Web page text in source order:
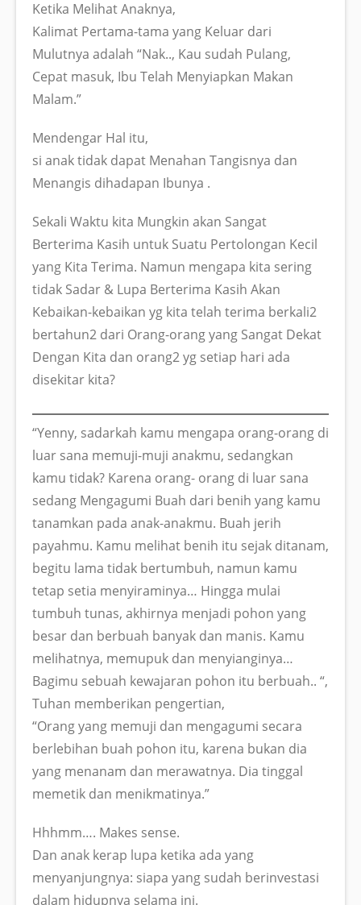
Ketika Melihat Anaknya,
Kalimat Pertama-tama yang Keluar dari
Mulutnya adalah “Nak.., Kau sudah Pulang,
Cepat masuk, Ibu Telah Menyiapkan Makan
Malam.”
Mendengar Hal itu,
si anak tidak dapat Menahan Tangisnya dan
Menangis dihadapan Ibunya .
Sekali Waktu kita Mungkin akan Sangat
Berterima Kasih untuk Suatu Pertolongan Kecil
yang Kita Terima. Namun mengapa kita sering
tidak Sadar & Lupa Berterima Kasih Akan
Kebaikan-kebaikan yg kita telah terima berkali2
bertahun2 dari Orang-orang yang Sangat Dekat
Dengan Kita dan orang2 yg setiap hari ada
disekitar kita?
“Yenny, sadarkah kamu mengapa orang-orang di
luar sana memuji-muji anakmu, sedangkan
kamu tidak? Karena orang- orang di luar sana
sedang Mengagumi Buah dari benih yang kamu
tanamkan pada anak-anakmu. Buah jerih
payahmu. Kamu melihat benih itu sejak ditanam,
begitu lama tidak bertumbuh, namun kamu
tetap setia menyiraminya… Hingga mulai
tumbuh tunas, akhirnya menjadi pohon yang
besar dan berbuah banyak dan manis. Kamu
melihatnya, memupuk dan menyianginya…
Bagimu sebuah kewajaran pohon itu berbuah.. “,
Tuhan memberikan pengertian,
“Orang yang memuji dan mengagumi secara
berlebihan buah pohon itu, karena bukan dia
yang menanam dan merawatnya. Dia tinggal
memetik dan menikmatinya.”
Hhhmm…. Makes sense.
Dan anak kerap lupa ketika ada yang
menyanjungnya: siapa yang sudah berinvestasi
dalam hidupnya selama ini.